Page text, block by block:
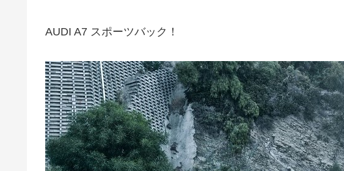
AUDI A7 スポーツバック！